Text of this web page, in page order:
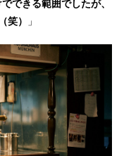
できる範囲でしたが、
笑）
」